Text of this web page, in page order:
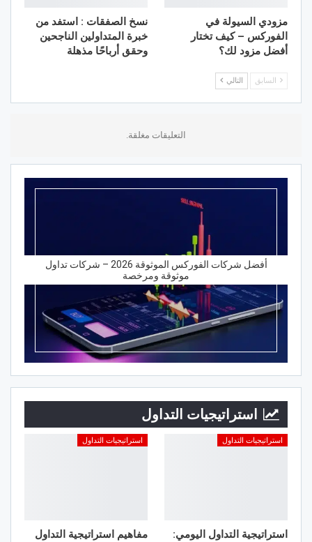
مزودي السيولة في
الفوركس – كيف تختار
أفضل مزود لك؟
نسخ الصفقات : استفد من
خبرة المتداولين الناجحين
وحقق أرباحًا مذهلة
السابق التالي
التعليقات مغلقة.
أفضل شركات الفوركس الموثوقة 2026 – شركات تداول
موثوقة ومرخصة
استراتيجيات التداول
استراتيجيات التداول
استراتيجية التداول اليومي:
استراتيجيات التداول
مفاهيم استراتيجية التداول